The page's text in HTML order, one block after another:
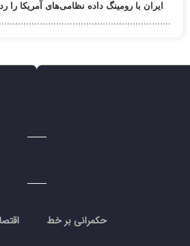
ایران با رومینگ داده نظامی‌های آمریکا را
حکمرانی بر خط